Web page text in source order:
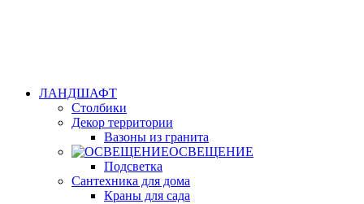
ЛАНДШАФТ
Столбики
Декор территории
Вазоны из гранита
ОСВЕЩЕНИЕ
Подсветка
Сантехника для дома
Краны для сада